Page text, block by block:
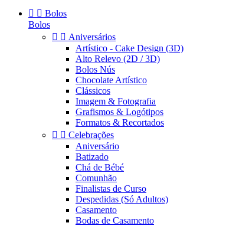
  Bolos
Bolos
  Aniversários
Artístico - Cake Design (3D)
Alto Relevo (2D / 3D)
Bolos Nús
Chocolate Artístico
Clássicos
Imagem & Fotografia
Grafismos & Logótipos
Formatos & Recortados
  Celebrações
Aniversário
Batizado
Chá de Bébé
Comunhão
Finalistas de Curso
Despedidas (Só Adultos)
Casamento
Bodas de Casamento